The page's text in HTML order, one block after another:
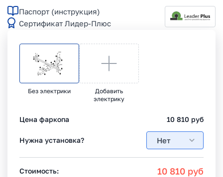
Паспорт (инструкция)
Сертификат Лидер-Плюс
Без электрики
Добавить
электрику
Цена фаркопа 10 810 руб
Нужна установка? Нет
Стоимость: 10 810 руб